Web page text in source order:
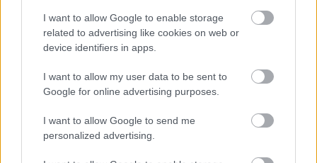
I want to allow Google to enable storage
related to advertising like cookies on web or
device identifiers in apps.
I want to allow my user data to be sent to
Google for online advertising purposes.
I want to allow Google to send me
personalized advertising.